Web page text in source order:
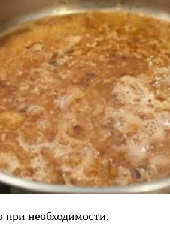
необходимости.